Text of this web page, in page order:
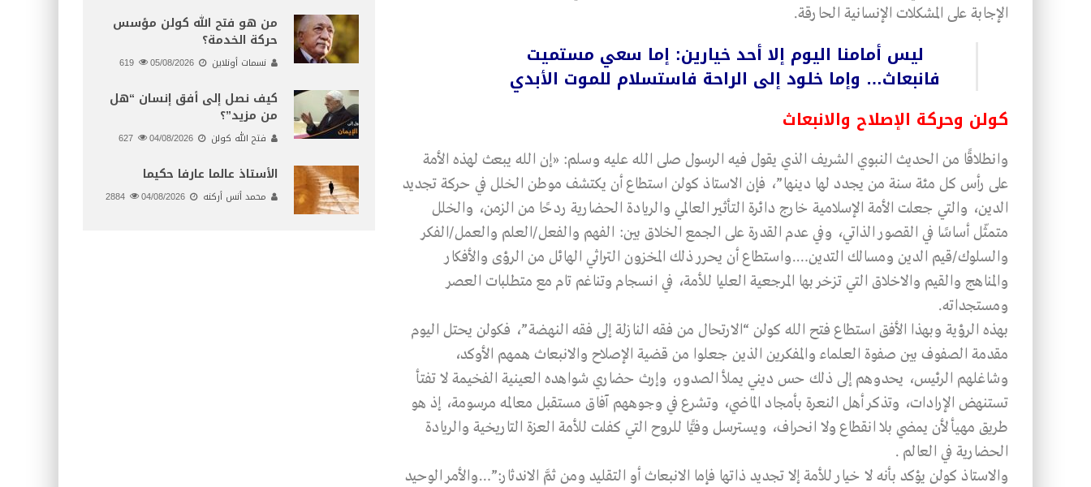
الإجابة على المشكلات الإنسانية الحارقة.
ليس أمامنا اليوم إلا أحد خيارين: إما سعي مستميت
فانبعاث… وإما خلود إلى الراحة فاستسلام للموت الأبدي
كولن وحركة الإصلاح والانبعاث
وانطلاقًا من الحديث النبوي الشريف الذي يقول فيه الرسول صلى الله عليه وسلم: «إن الله يبعث لهذه الأمة
على رأس كل مئة سنة من يجدد لها دينها”، فإن الاستاذ كولن استطاع أن يكتشف موطن الخلل في حركة تجديد
الدين، والتي جعلت الأمة الإسلامية خارج دائرة التأثير العالمي والريادة الحضارية ردحًا من الزمن، والخلل
متمثّل أساسًا في القصور الذاتي، وفي عدم القدرة على الجمع الخلاق بين: الفهم والفعل/العلم والعمل/الفكر
والسلوك/قيم الدين ومسالك التدين….واستطاع أن يحرر ذلك المخزون التراثي الهائل من الرؤى والأفكار
والمناهج والقيم والاخلاق التي تزخر بها المرجعية العليا للأمة، في انسجام وتناغم تام مع متطلبات العصر
ومستجداته.
بهذه الرؤية وبهذا الأفق استطاع فتح الله كولن “الارتحال من فقه النازلة إلى فقه النهضة”، فكولن يحتل اليوم
مقدمة الصفوف بين صفوة العلماء والمفكرين الذين جعلوا من قضية الإصلاح والانبعاث همهم الأوكد،
وشاغلهم الرئيس، يحدوهم إلى ذلك حس ديني يملأ الصدور، وإرث حضاري شواهده العينية الفخيمة لا تفتأ
تستنهض الإرادات، وتذكر أهل النعرة بأمجاد الماضي، وتشرع في وجوههم آفاق مستقبل معالمه مرسومة، إذ هو
طريق مهيأ لأن يمضي بلا انقطاع ولا انحراف، ويسترسل وفيًّا للروح التي كفلت للأمة العزة التاريخية والريادة
الحضارية في العالم .
والاستاذ كولن يؤكد بأنه لا خيار للأمة إلا تجديد ذاتها فإما الانبعاث أو التقليد ومن ثمَّ الاندثار:”…والأمر الوحيد
من هو فتح الله كولن مؤسس
حركة الخدمة؟
نسمات أونلاين 05/08/2026
كيف نصل إلى أفق إنسان “هل
من مزيد”؟
فتح الله كولن 04/08/2026
الأستاذ عالما عارفا حكيما
محمد أنس أركنه 04/08/2026